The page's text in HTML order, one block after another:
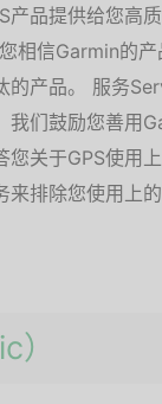
产品提供给您高
相信Garmin的
的产品。 服务
我们鼓励您善用
关于GPS使用
来排除您使用上